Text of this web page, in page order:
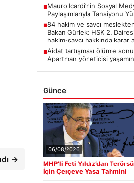
→
■Mauro Icardi’nin Sosyal
Paylaşımlarıyla Tansiyonu
■84 hakim ve savcı meslekten
Bakan Gürlek: HSK 2.
hakim-savcı hakkında karar
■Aidat tartışması ölümle
Apartman yöneticisi
Güncel
06/08/2026
MHP’li Feti Yıldız’dan
İçin Çerçeve Yasa Tahmini